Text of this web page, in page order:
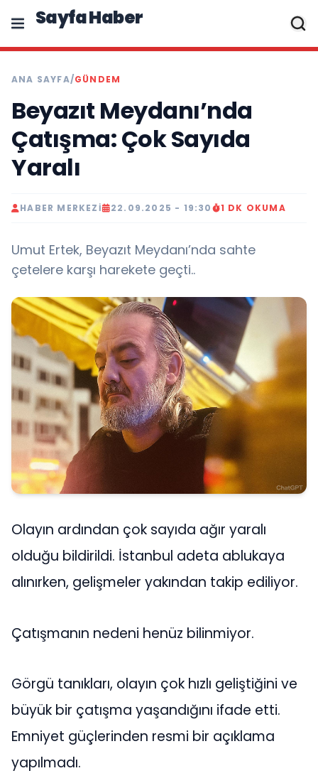
Sayfa Haber
ANA SAYFA/GÜNDEM
Beyazıt Meydanı’nda
Çatışma: Çok Sayıda
Yaralı
HABER MERKEZI 22.09.2025 - 19:30 1 DK OKUMA
Umut Ertek, Beyazıt Meydanı’nda sahte
çetelere karşı harekete geçti..
Olayın ardından çok sayıda ağır yaralı
olduğu bildirildi. İstanbul adeta ablukaya
alınırken, gelişmeler yakından takip ediliyor.
Çatışmanın nedeni henüz bilinmiyor.
Görgü tanıkları, olayın çok hızlı geliştiğini ve
büyük bir çatışma yaşandığını ifade etti.
Emniyet güçlerinden resmi bir açıklama
yapılmadı.